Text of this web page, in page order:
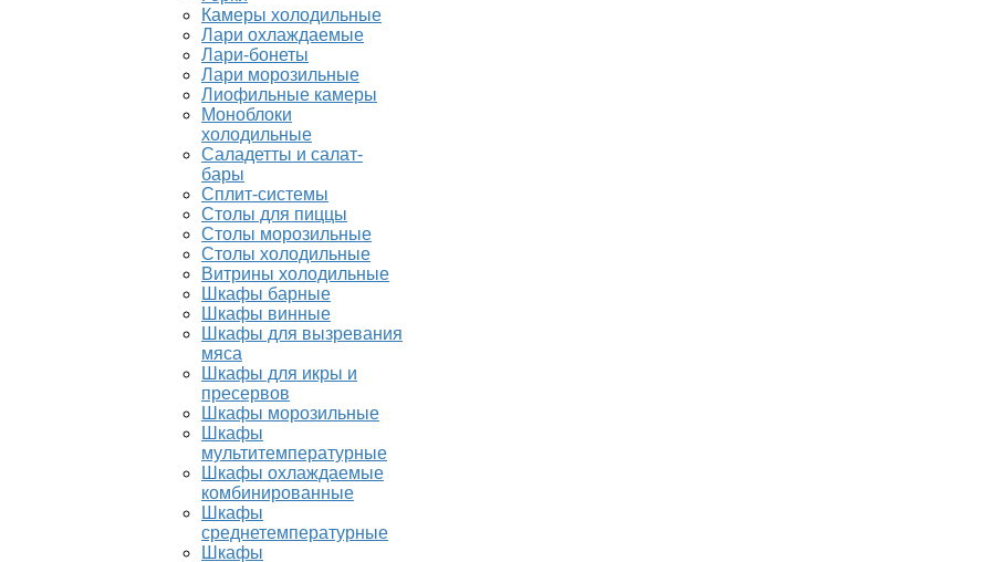
Камеры холодильные
Лари охлаждаемые
Лари-бонеты
Лари морозильные
Лиофильные камеры
Моноблоки
холодильные
Саладетты и салат-
бары
Сплит-системы
Столы для пиццы
Столы морозильные
Столы холодильные
Витрины холодильные
Шкафы барные
Шкафы винные
Шкафы для вызревания
мяса
Шкафы для икры и
пресервов
Шкафы морозильные
Шкафы
мультитемпературные
Шкафы охлаждаемые
комбинированные
Шкафы
среднетемпературные
Шкафы